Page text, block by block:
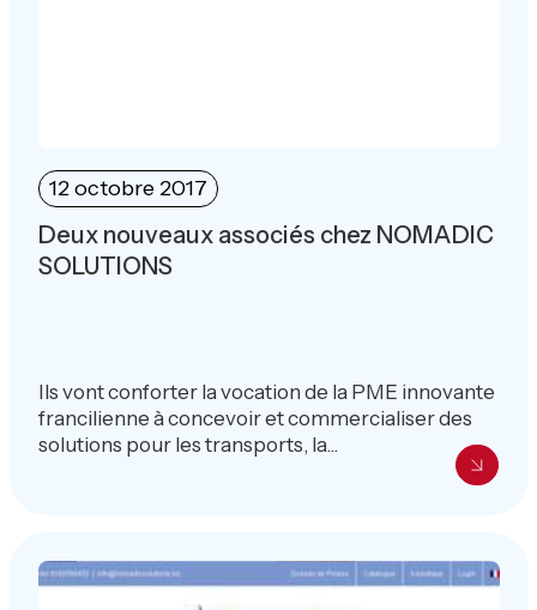
12 octobre 2017
Deux nouveaux associés chez NOMADIC
SOLUTIONS
Ils vont conforter la vocation de la PME innovante
francilienne à concevoir et commercialiser des
solutions pour les transports, la...